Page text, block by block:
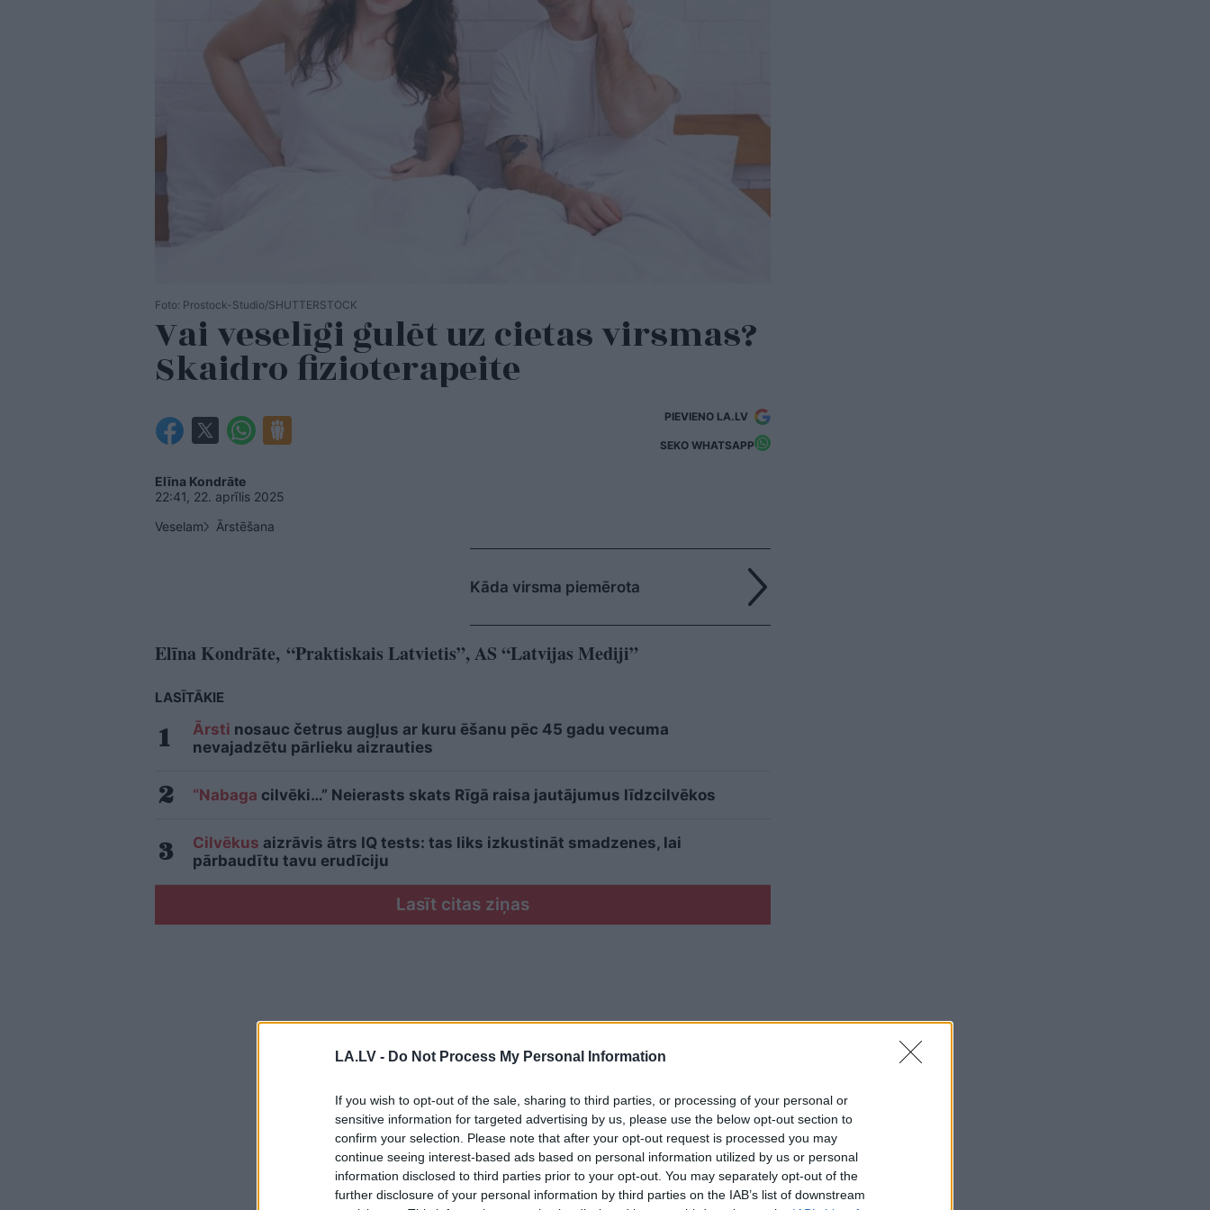
LA.LV - Do Not Process My Personal Information
If you wish to opt-out of the sale, sharing to third parties, or processing of your personal or
sensitive information for targeted advertising by us, please use the below opt-out section to
confirm your selection. Please note that after your opt-out request is processed you may
continue seeing interest-based ads based on personal information utilized by us or personal
information disclosed to third parties prior to your opt-out. You may separately opt-out of the
further disclosure of your personal information by third parties on the IAB’s list of downstream
Foto: Prostock-Studio/SHUTTERSTOCK
Vai veselīgi gulēt uz cietas virsmas?
Skaidro fizioterapeite
PIEVIENO LA.LV
SEKO WHATSAPP
Elīna Kondrāte
22:41, 22. aprīlis 2025
Veselam
Ārstēšana
Kāda virsma piemērota
Elīna Kondrāte, “Praktiskais Latvietis”, AS “Latvijas Mediji”
LASĪTĀKIE
Ārsti nosauc četrus augļus ar kuru ēšanu pēc 45 gadu vecuma
nevajadzētu pārlieku aizrauties
“Nabaga cilvēki…” Neierasts skats Rīgā raisa jautājumus līdzcilvēkos
Cilvēkus aizrāvis ātrs IQ tests: tas liks izkustināt smadzenes, lai
pārbaudītu tavu erudīciju
Lasīt citas ziņas